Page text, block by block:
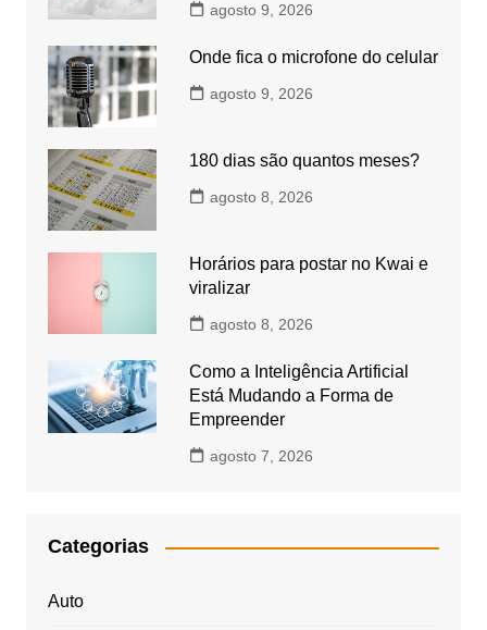
agosto 9, 2026
Onde fica o microfone do celular
agosto 9, 2026
180 dias são quantos meses?
agosto 8, 2026
Horários para postar no Kwai e
viralizar
agosto 8, 2026
Como a Inteligência Artificial
Está Mudando a Forma de
Empreender
agosto 7, 2026
Categorias
Auto